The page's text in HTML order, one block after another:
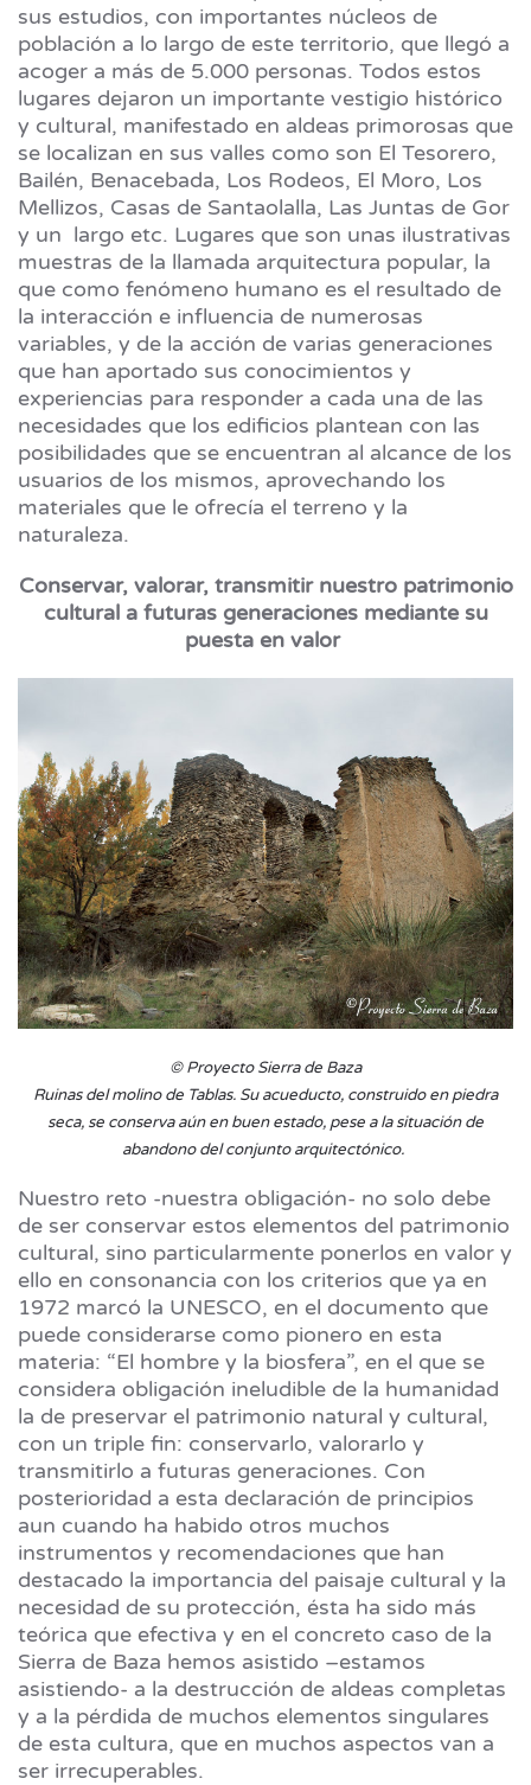
sus estudios, con importantes núcleos de
población a lo largo de este territorio, que llegó a
acoger a más de 5.000 personas. Todos estos
lugares dejaron un importante vestigio histórico
y cultural, manifestado en aldeas primorosas que
se localizan en sus valles como son El Tesorero,
Bailén, Benacebada, Los Rodeos, El Moro, Los
Mellizos, Casas de Santaolalla, Las Juntas de Gor
y un largo etc. Lugares que son unas ilustrativas
muestras de la llamada arquitectura popular, la
que como fenómeno humano es el resultado de
la interacción e influencia de numerosas
variables, y de la acción de varias generaciones
que han aportado sus conocimientos y
experiencias para responder a cada una de las
necesidades que los edificios plantean con las
posibilidades que se encuentran al alcance de los
usuarios de los mismos, aprovechando los
materiales que le ofrecía el terreno y la
naturaleza.
Conservar, valorar, transmitir nuestro patrimonio
cultural a futuras generaciones mediante su
puesta en valor
© Proyecto Sierra de Baza
Ruinas del molino de Tablas. Su acueducto, construido en piedra
seca, se conserva aún en buen estado, pese a la situación de
abandono del conjunto arquitectónico.
Nuestro reto -nuestra obligación- no solo debe
de ser conservar estos elementos del patrimonio
cultural, sino particularmente ponerlos en valor y
ello en consonancia con los criterios que ya en
1972 marcó la UNESCO, en el documento que
puede considerarse como pionero en esta
materia: “El hombre y la biosfera”, en el que se
considera obligación ineludible de la humanidad
la de preservar el patrimonio natural y cultural,
con un triple fin: conservarlo, valorarlo y
transmitirlo a futuras generaciones. Con
posterioridad a esta declaración de principios
aun cuando ha habido otros muchos
instrumentos y recomendaciones que han
destacado la importancia del paisaje cultural y la
necesidad de su protección, ésta ha sido más
teórica que efectiva y en el concreto caso de la
Sierra de Baza hemos asistido –estamos
asistiendo- a la destrucción de aldeas completas
y a la pérdida de muchos elementos singulares
de esta cultura, que en muchos aspectos van a
ser irrecuperables.